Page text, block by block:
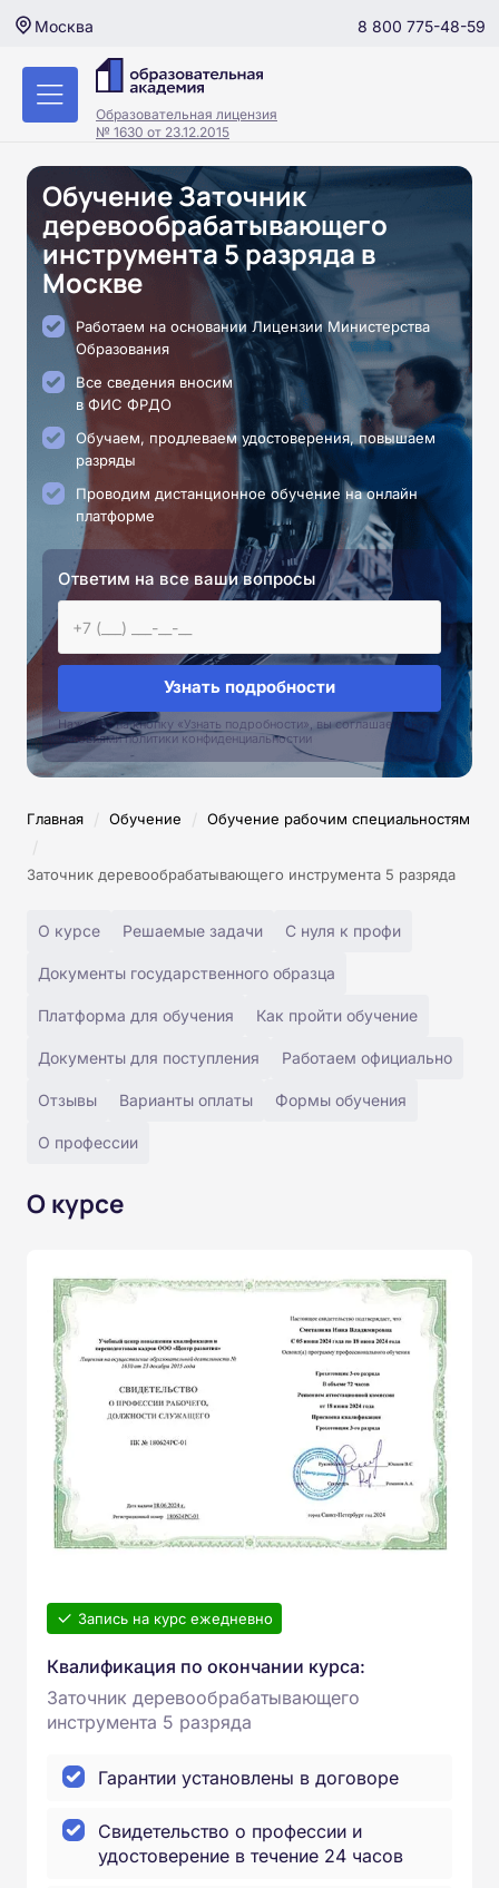
Москва 8 800 775-48-59
Образовательная лицензия
№ 1630 от 23.12.2015
Обучение Заточник
деревообрабатывающего
инструмента 5 разряда в
Москве
Работаем на основании Лицензии Министерства
Образования
Все сведения вносим
в ФИС ФРДО
Обучаем, продлеваем удостоверения, повышаем
разряды
Проводим дистанционное обучение на онлайн
платформе
Ответим на все ваши вопросы
Узнать подробности
Нажимая на кнопку «Узнать подробности», вы соглашаетесь с
условиями политики конфиденциальностии
Главная / Обучение / Обучение рабочим специальностям
/
Заточник деревообрабатывающего инструмента 5 разряда
О курсе Решаемые задачи С нуля к профи
Документы государственного образца
Платформа для обучения Как пройти обучение
Документы для поступления Работаем официально
Отзывы Варианты оплаты Формы обучения
О профессии
О курсе
Запись на курс ежедневно
Квалификация по окончании курса:
Заточник деревообрабатывающего
инструмента 5 разряда
Гарантии установлены в договоре
Свидетельство о профессии и
удостоверение в течение 24 часов